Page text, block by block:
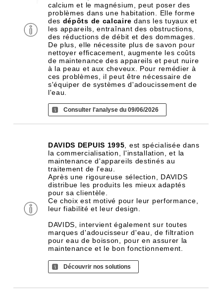
calcium et le magnésium, peut poser des
problèmes dans une habitation. Elle forme
des dépôts de calcaire dans les tuyaux et
les appareils, entraînant des obstructions,
des réductions de débit et des dommages.
De plus, elle nécessite plus de savon pour
nettoyer efficacement, augmente les coûts
de maintenance des appareils et peut nuire
à la peau et aux cheveux. Pour remédier à
ces problèmes, il peut être nécessaire de
s'équiper de systèmes d'adoucissement de
l'eau.
Consulter l'analyse du 09/06/2026
DAVIDS DEPUIS 1995 , est spécialisée dans
la commercialisation, l'installation, et la
maintenance d'appareils destinés au
traitement de l'eau.
Après une rigoureuse sélection, DAVIDS
distribue les produits les mieux adaptés
pour sa clientèle.
Ce choix est motivé pour leur performance,
leur fiabilité et leur design.
DAVIDS, intervient également sur toutes
marques d'adoucisseur d'eau, de filtration
pour eau de boisson, pour en assurer la
maintenance et le bon fonctionnement.
Découvrir nos solutions